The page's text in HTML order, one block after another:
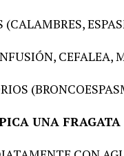
CEFALEA,
UNA FRAGATA